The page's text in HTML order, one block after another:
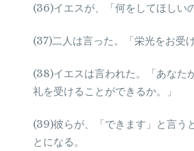
(36)イエスが、「何をしてほしい
(37)二人は言った。「栄光をお受
(38)イエスは言われた。「あなた
礼を受けることができるか。」
(39)彼らが、「できます」と言う
とになる。